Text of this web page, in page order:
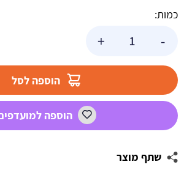
כמות:
-
מפרץ
ההרפתקאות
+
הוספה לסל
הוספה
שתף מוצר